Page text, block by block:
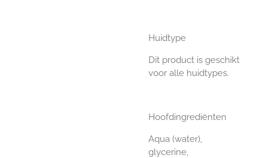
Huidtype
Dit product is geschikt
voor alle huidtypes.
Hoofdingrediënten
Aqua (water),
glycerine,